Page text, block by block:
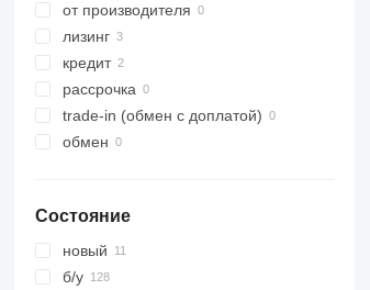
от производителя
лизинг
кредит
рассрочка
trade-in (обмен с доплатой)
обмен
Состояние
новый
б/у